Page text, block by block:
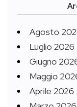
Agosto
Luglio 2026
Giugno
Maggio
Aprile 2026